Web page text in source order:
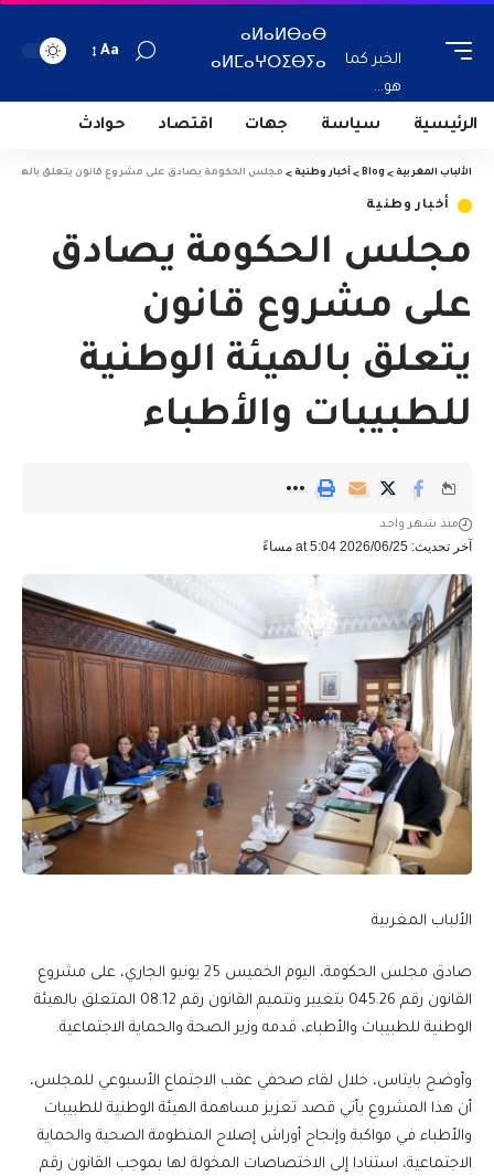
الخبر كما
هو...
ⴰⵍⴰⵍⴱⴰⴱ
ⴰⵍⵎⴰⵖⵔⵉⴱⵢⴰ
Aa
الرئيسية سياسة جهات اقتصاد حوادث
الألباب المغربية >
Blog
> أخبار وطنية > مجلس الحكومة يصادق على مشروع قانون يتعلق بالهيئة
أخبار وطنية
مجلس الحكومة يصادق
على مشروع قانون
يتعلق بالهيئة الوطنية
للطبيبات والأطباء
آخر تحديث: 2026/06/25 at 5:04 مساءً
منذ شهر واحد
الألباب المغربية
صادق مجلس الحكومة، اليوم الخميس 25 يونيو الجاري، على مشروع
القانون رقم 045.26 بتغيير وتتميم القانون رقم 08.12 المتعلق بالهيئة
الوطنية للطبيبات والأطباء، قدمه وزير الصحة والحماية الاجتماعية.
وأوضح بايتاس، خلال لقاء صحفي عقب الاجتماع الأسبوعي للمجلس،
أن هذا المشروع يأتي قصد تعزيز مساهمة الهيئة الوطنية للطبيبات
والأطباء في مواكبة وإنجاح أوراش إصلاح المنظومة الصحية والحماية
الاجتماعية، استنادا إلى الاختصاصات المخولة لها بموجب القانون رقم